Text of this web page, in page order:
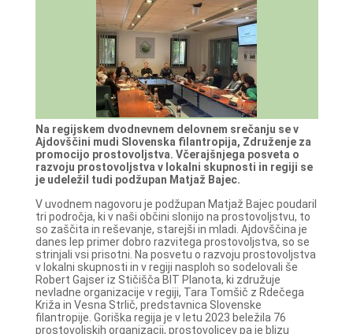
Na regijskem dvodnevnem delovnem srečanju se v
Ajdovščini mudi Slovenska filantropija, Združenje za
promocijo prostovoljstva. Včerajšnjega posveta o
razvoju prostovoljstva v lokalni skupnosti in regiji se
je udeležil tudi podžupan Matjaž Bajec.
V uvodnem nagovoru je podžupan Matjaž Bajec poudaril
tri področja, ki v naši občini slonijo na prostovoljstvu, to
so zaščita in reševanje, starejši in mladi. Ajdovščina je
danes lep primer dobro razvitega prostovoljstva, so se
strinjali vsi prisotni. Na posvetu o razvoju prostovoljstva
v lokalni skupnosti in v regiji nasploh so sodelovali še
Robert Gajser iz Stičišča BIT Planota, ki združuje
nevladne organizacije v regiji, Tara Tomšič z Rdečega
Križa in Vesna Strlič, predstavnica Slovenske
filantropije. Goriška regija je v letu 2023 beležila 76
prostovoljskih organizacij, prostovoljcev pa je blizu